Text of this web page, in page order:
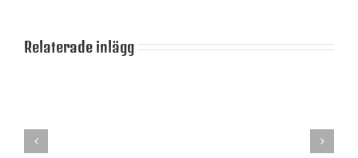
Relaterade inlägg
övertydlig